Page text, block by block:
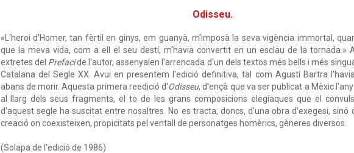
Odisseu.
«L'heroi d'Homer, tan fèrtil en ginys, em guanyà, m'imposà la seva vigència immortal,
que la meva vida, com a ell el seu destí, m'havia convertit en un esclau de la tornada.»
extretes del Prefacide l'autor, assenyalen l'arrencada d'un dels textos més bells i més
Catalana del Segle XX. Avui en presentem l'edició definitiva, tal com Agustí Bartra
abans de morir. Aquesta primera reedició d'Odisseu, d'ençà que va ser publicat a Mèxic
al llarg dels seus fragments, el to de les grans composicions elegíaques que el
d'aquest segle ha suscitat entre nosaltres. No es tracta, doncs, d'una obra d'exegesi, sinó
creació on coexisteixen, propicitats pel ventall de personatges homèrics, gèneres diversos.
(Solapa de l'edició de 1986)